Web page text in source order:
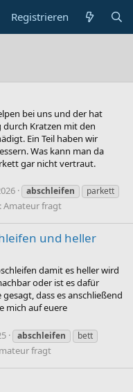
Registrieren
bei uns und der hat
Kratzen mit den
Ein Teil haben wir
Was kann man da
gar nicht vertraut.
abschleifen
parkett
Amateur fragt
und heller
damit es heller wird
oder ist es dafür
dass es anschließend
mich auf euere
abschleifen
bett
fragt